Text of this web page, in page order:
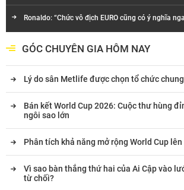
Ronaldo: “Chức vô địch EURO cũng có ý nghĩa
GÓC CHUYÊN GIA HÔM NAY
Lý do sân Metlife được chọn tổ chức
Bán kết World Cup 2026: Cuộc thư hùng
ngôi sao lớn
Phân tích khả năng mở rộng World Cup
Vì sao bàn thắng thứ hai của Ai Cập vào
từ chối?